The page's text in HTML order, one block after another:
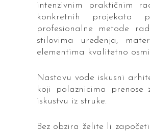
intenzivnim praktičnim
konkretnih projekata
profesionalne metode
stilovima uređenja,
elementima kvalitetno
Nastavu vode iskusni
koji polaznicima
iskustvu iz struke.
Bez obzira želite li